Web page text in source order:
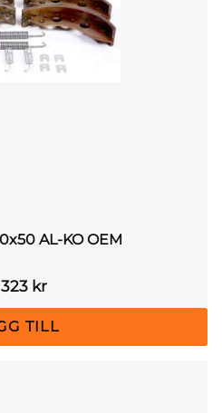
AL-KO OEM
323kr